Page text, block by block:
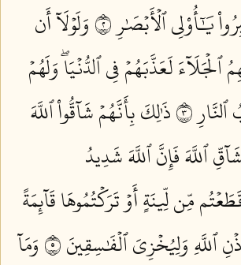
يَٰٓأُوْلِي ٱلۡأَبۡصَٰرِ ٢
وَلَوۡلَآ أَن
لَعَذَّبَهُمۡ فِي ٱلدُّنۡيَاۖ وَلَهُمۡ
٣
ذَٰلِكَ بِأَنَّهُمۡ شَآقُّواْ ٱللَّهَ
ٱللَّهَ فَإِنَّ ٱللَّهَ شَدِيدُ
مِّن لِّينَةٍ أَوۡ تَرَكۡتُمُوهَا قَآئِمَةً
ٱللَّهِ وَلِيُخۡزِيَ ٱلۡفَٰسِقِينَ ٥
وَمَآ